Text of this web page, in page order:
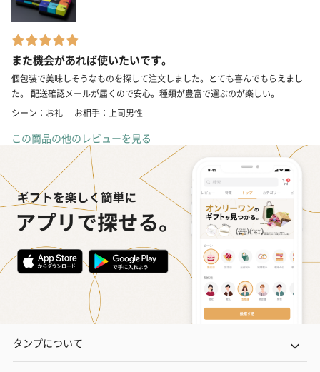
また機会があれば使いたいです。
個包装で美味しそうなものを探して注文しました。とても喜んでもらえまし
た。 配送確認メールが届くので安心。種類が豊富で選ぶのが楽しい。
シーン：お礼
お相手：上司男性
この商品の他のレビューを見る
タンプについて